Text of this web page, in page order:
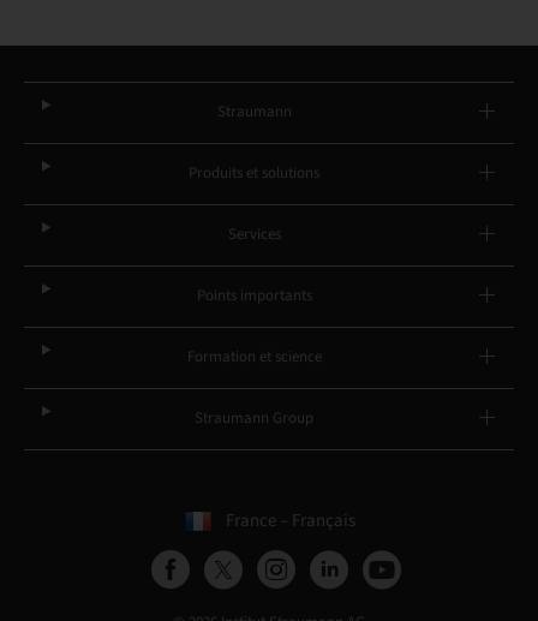
Straumann
Produits et solutions
Services
Points importants
Formation et science
Straumann Group
France – Français